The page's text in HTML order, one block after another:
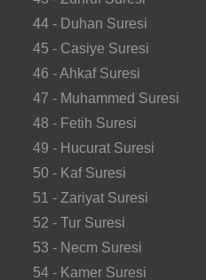
44 - Duhan Suresi
45 - Casiye Suresi
46 - Ahkaf Suresi
47 - Muhammed Suresi
48 - Fetih Suresi
49 - Hucurat Suresi
50 - Kaf Suresi
51 - Zariyat Suresi
52 - Tur Suresi
53 - Necm Suresi
54 - Kamer Suresi